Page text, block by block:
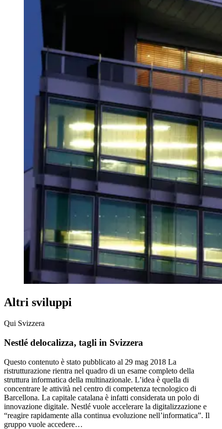
Altri sviluppi
Qui Svizzera
Nestlé delocalizza, tagli in Svizzera
Questo contenuto è stato pubblicato al 29 mag 2018 La
ristrutturazione rientra nel quadro di un esame completo della
struttura informatica della multinazionale. L’idea è quella di
concentrare le attività nel centro di competenza tecnologico di
Barcellona. La capitale catalana è infatti considerata un polo di
innovazione digitale. Nestlé vuole accelerare la digitalizzazione e
“reagire rapidamente alla continua evoluzione nell’informatica”. Il
gruppo vuole accedere…